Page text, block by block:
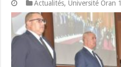
Actualités,Université Oran 1